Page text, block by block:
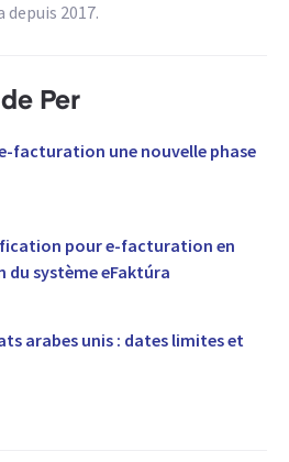
2017.
Per
facturation une nouvelle phase
pour e-facturation en
système eFaktúra
arabes unis : dates limites et